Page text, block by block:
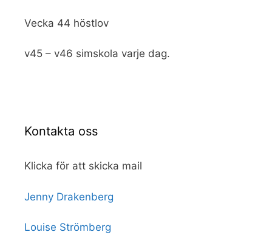
Vecka 44 höstlov
v45 – v46 simskola varje dag.
Kontakta oss
Klicka för att skicka mail
Jenny Drakenberg
Louise Strömberg